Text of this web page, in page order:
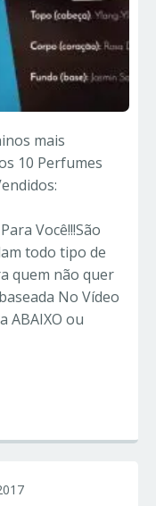
mais
10 Perfumes
Você!!!São
todo tipo de
quem não quer
No Vídeo
ABAIXO ou